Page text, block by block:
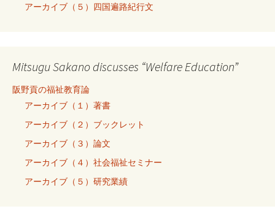
アーカイブ（５）四国遍路紀行文
Mitsugu Sakano discusses “Welfare Education”
阪野貢の福祉教育論
アーカイブ（１）著書
アーカイブ（２）ブックレット
アーカイブ（３）論文
アーカイブ（４）社会福祉セミナー
アーカイブ（５）研究業績